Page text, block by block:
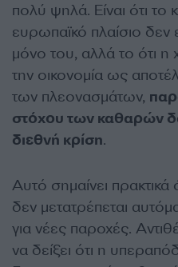
πολύ ψηλά. Είναι ότι το
ευρωπαϊκό πλαίσιο δεν
μόνο του, αλλά το ότι η
την οικονομία ως
των πλεονασμάτων,
στόχου των καθαρών
διεθνή κρίση.
Αυτό σημαίνει
δεν μετατρέπεται
για νέες παροχές.
να δείξει ότι η